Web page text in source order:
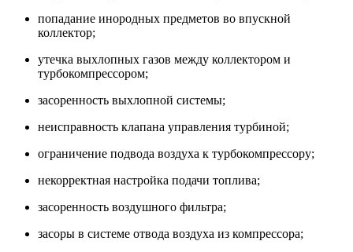
попадание инородных предметов во впускной
коллектор;
утечка выхлопных газов между коллектором и
турбокомпрессором;
засоренность выхлопной системы;
неисправность клапана управления турбиной;
ограничение подвода воздуха к турбокомпрессору;
некорректная настройка подачи топлива;
засоренность воздушного фильтра;
засоры в системе отвода воздуха из компрессора;